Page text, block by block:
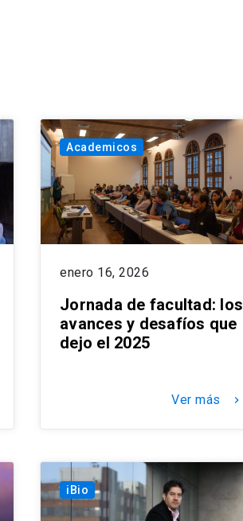
Academicos
enero 16, 2026
Jornada de facultad: los
avances y desafíos que
dejo el 2025
Ver más keyboard_arrow_right
iBio